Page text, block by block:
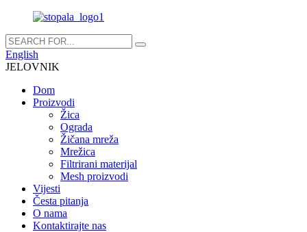
English
JELOVNIK
Dom
Proizvodi
Žica
Ograda
Žičana mreža
Mrežica
Filtrirani materijal
Mesh proizvodi
Vijesti
Česta pitanja
O nama
Kontaktirajte nas